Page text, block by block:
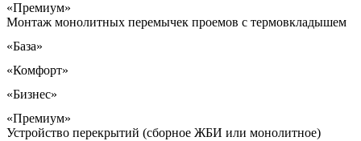
«Премиум»
Монтаж монолитных перемычек проемов с термовкладышем
«База»
«Комфорт»
«Бизнес»
«Премиум»
Устройство перекрытий (сборное ЖБИ или монолитное)